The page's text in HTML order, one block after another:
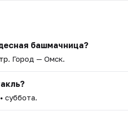
башмачница?
. Город — Омск.
• суббота.